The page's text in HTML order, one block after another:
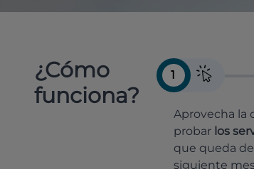
¿Cómo
funciona?
1
Aprovecha la
probar los
que queda de
siguiente